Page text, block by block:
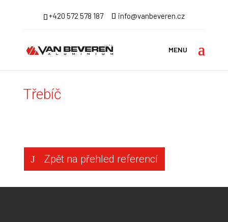
+420 572 578 187 info@vanbeveren.cz
Úvodní stránka> Reference> > Třebíč
Třebíč
Zpět na přehled referencí